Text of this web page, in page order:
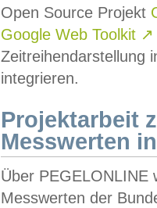
Open Source Projekt
Google Web Toolkit ↗
Zeitreihendarstellung
integrieren.
Projektarbeit
Messwerten
Über PEGELONLINE
Messwerten der